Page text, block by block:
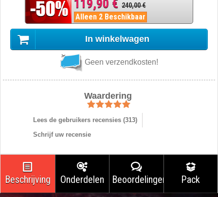
119,90 € 240,00 €
Alleen 2 Beschikbaar
In winkelwagen
Geen verzendkosten!
Waardering
Lees de gebruikers recensies (313)
Schrijf uw recensie
Beschrijving Onderdelen Beoordelingen Pack